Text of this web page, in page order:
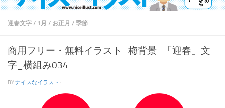
迎春文字 / 1月 / お正月 / 季節
商用フリー・無料イラスト_梅背景_「迎春」文
字_横組み034
BYナイスなイラスト ·